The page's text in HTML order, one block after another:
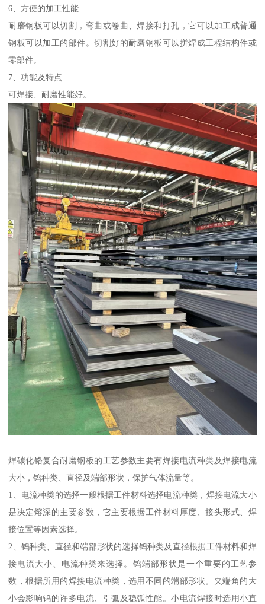
6、方便的加工性能
耐磨钢板可以切割，弯曲或卷曲、焊接和打孔，它可以加工成普通
钢板可以加工的部件。切割好的耐磨钢板可以拼焊成工程结构件或
零部件。
7、功能及特点
可焊接、耐磨性能好。
焊碳化铬复合耐磨钢板的工艺参数主要有焊接电流种类及焊接电流
大小，钨种类、直径及端部形状，保护气体流量等。
1、电流种类的选择一般根据工件材料选择电流种类，焊接电流大小
是决定熔深的主要参数，它主要根据工件材料厚度、接头形式、焊
接位置等因素选择。
2、钨种类、直径和端部形状的选择钨种类及直径根据工件材料和焊
接电流大小、电流种类来选择。钨端部形状是一个重要的工艺参
数，根据所用的焊接电流种类，选用不同的端部形状。夹端角的大
小会影响钨的许多电流、引弧及稳弧性能。小电流焊接时选用小直